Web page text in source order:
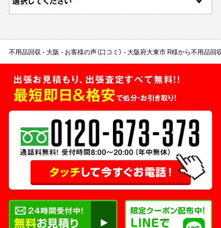
不用品回収 大阪 お客様の声（口コミ） 大阪府大東市 R様から不用品回
出張お見積もり、出張査定すべて無料!!
最短即日＆格安で処分・お引き取り！